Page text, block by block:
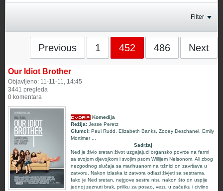
Filter
Previous 1 452 486 Next
Our Idiot Brother
Objavljeno: 11-11-11, 14:45
3441 pregleda
0 komentara
Komedija
Režija: Jesse Peretz
Glumci: Paul Rudd Elizabeth Banks Zooey Deschanel Emily
Mortimer...
Sadržaj
Ned je živio sretan život uzgajajući organsko povrće na farmi
sa svojom djevojkom i svojim psom Willijem Nelsonom. Ali zbog
nezgodnog slučaja sa marihuanom na tržnici on završava u
zatvoru. Nakon izlaska iz zatvora odlazi živjeti sa sestrama.
Iako je Ned sretan, nejgove sestre nisu nakon što on uspije
jednoj zeznuti brak, priliku za posao, vezu u začetku i civilno